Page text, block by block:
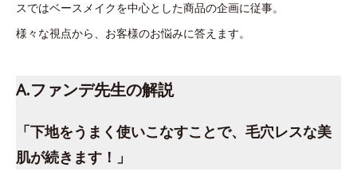
スではベースメイクを中心とした商品の企画に従事。
様々な視点から、お客様のお悩みに答えます。
A.ファンデ先生の解説
「下地をうまく使いこなすことで、毛穴レスな美
肌が続きます！」